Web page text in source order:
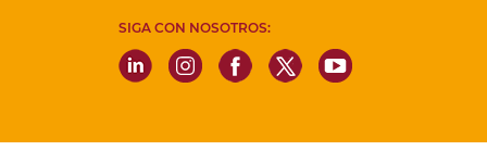
SIGA CON NOSOTROS: